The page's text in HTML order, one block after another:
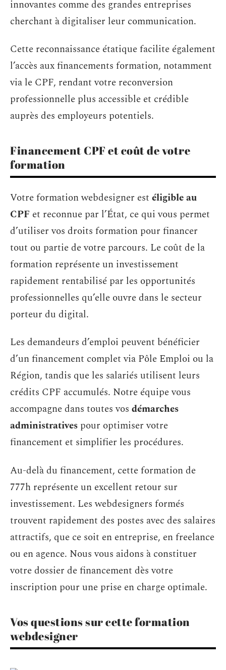
innovantes comme des grandes entreprises
cherchant à digitaliser leur communication.
Cette reconnaissance étatique facilite également
l’accès aux financements formation, notamment
via le CPF, rendant votre reconversion
professionnelle plus accessible et crédible
auprès des employeurs potentiels.
Financement CPF et coût de votre
formation
Votre formation webdesigner est éligible au
CPF et reconnue par l’État, ce qui vous permet
d’utiliser vos droits formation pour financer
tout ou partie de votre parcours. Le coût de la
formation représente un investissement
rapidement rentabilisé par les opportunités
professionnelles qu’elle ouvre dans le secteur
porteur du digital.
Les demandeurs d’emploi peuvent bénéficier
d’un financement complet via Pôle Emploi ou la
Région, tandis que les salariés utilisent leurs
crédits CPF accumulés. Notre équipe vous
accompagne dans toutes vos démarches
administratives pour optimiser votre
financement et simplifier les procédures.
Au-delà du financement, cette formation de
777h représente un excellent retour sur
investissement. Les webdesigners formés
trouvent rapidement des postes avec des salaires
attractifs, que ce soit en entreprise, en freelance
ou en agence. Nous vous aidons à constituer
votre dossier de financement dès votre
inscription pour une prise en charge optimale.
Vos questions sur cette formation
webdesigner